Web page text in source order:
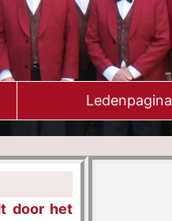
Ledenpagina
door het